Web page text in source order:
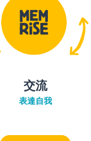
交流
表達自我